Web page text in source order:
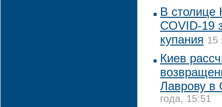
В столице
COVID-19
купания 15
Киев
Лаврову в
года, 15:51